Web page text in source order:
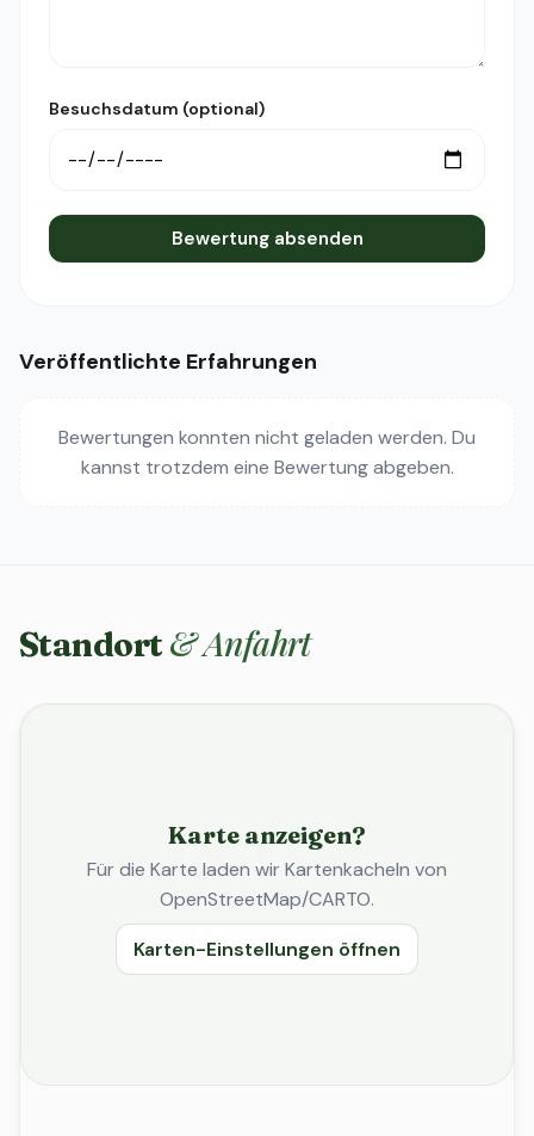
Besuchsdatum (optional)
Bewertung absenden
Veröffentlichte Erfahrungen
Bewertungen konnten nicht geladen werden. Du
kannst trotzdem eine Bewertung abgeben.
Standort & Anfahrt
Karte anzeigen?
Für die Karte laden wir Kartenkacheln von
OpenStreetMap/CARTO.
Karten-Einstellungen öffnen